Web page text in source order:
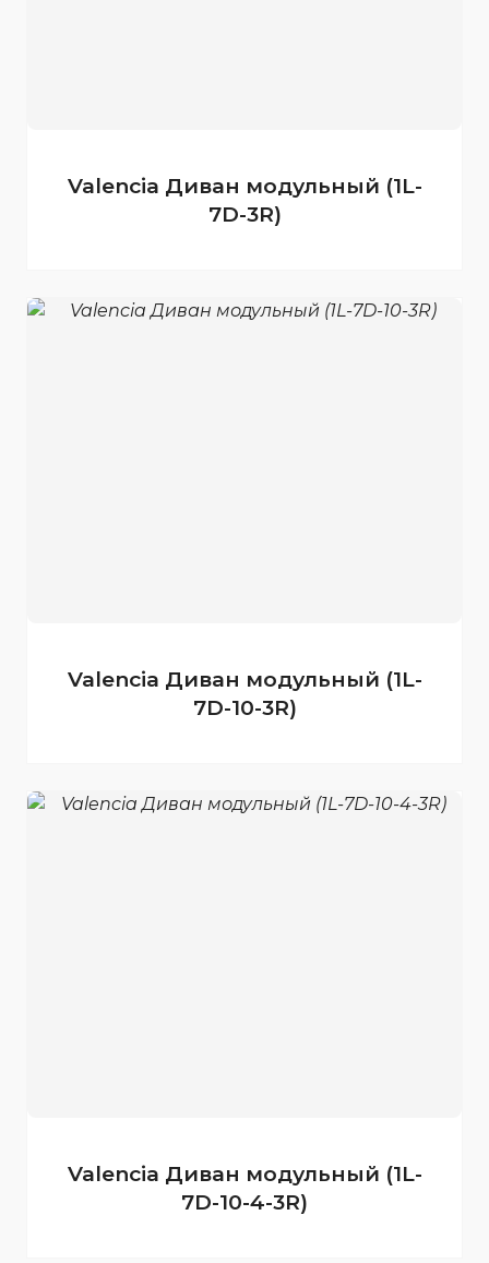
Valencia Диван модульный (1L-
7D-3R)
Valencia Диван модульный (1L-
7D-10-3R)
Valencia Диван модульный (1L-
7D-10-4-3R)